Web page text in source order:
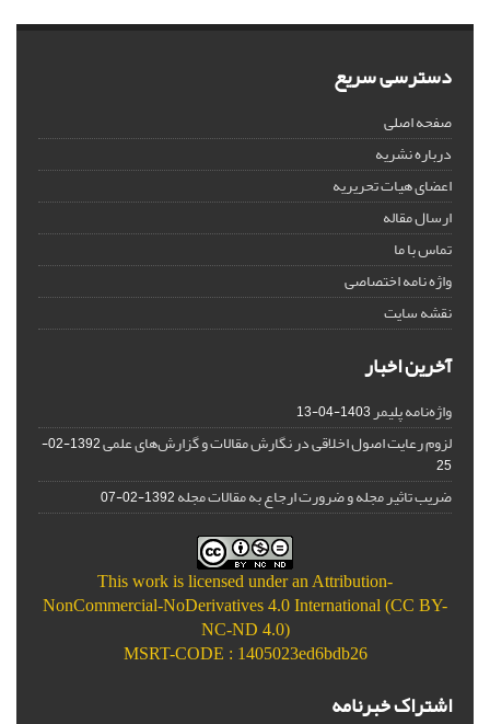
دسترسی سریع
صفحه اصلی
درباره نشریه
اعضای هیات تحریریه
ارسال مقاله
تماس با ما
واژه نامه اختصاصی
نقشه سایت
آخرین اخبار
واژه‌نامه پلیمر1403-04-13
لزوم رعایت اصول اخلاقی در نگارش مقالات و گزارش‌‌های علمی
1392-02-
25
ضریب تاثیر مجله و ضرورت ارجاع به مقالات مجله1392-02-07
This work is licensed under anAttribution-
NonCommercial-NoDerivatives 4.0 International (CC BY-
NC-ND 4.0)
MSRT-CODE : 1405023ed6bdb26
اشتراک خبرنامه